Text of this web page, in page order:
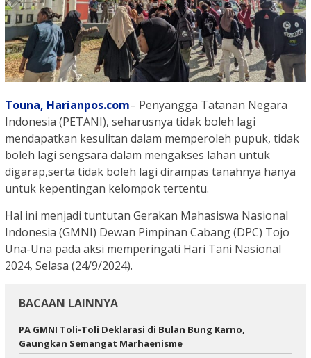
Touna, Harianpos.com– Penyangga Tatanan Negara
Indonesia (PETANI), seharusnya tidak boleh lagi
mendapatkan kesulitan dalam memperoleh pupuk, tidak
boleh lagi sengsara dalam mengakses lahan untuk
digarap,serta tidak boleh lagi dirampas tanahnya hanya
untuk kepentingan kelompok tertentu.
Hal ini menjadi tuntutan Gerakan Mahasiswa Nasional
Indonesia (GMNI) Dewan Pimpinan Cabang (DPC) Tojo
Una-Una pada aksi memperingati Hari Tani Nasional
2024, Selasa (24/9/2024).
BACAAN LAINNYA
PA GMNI Toli-Toli Deklarasi di Bulan Bung Karno,
Gaungkan Semangat Marhaenisme